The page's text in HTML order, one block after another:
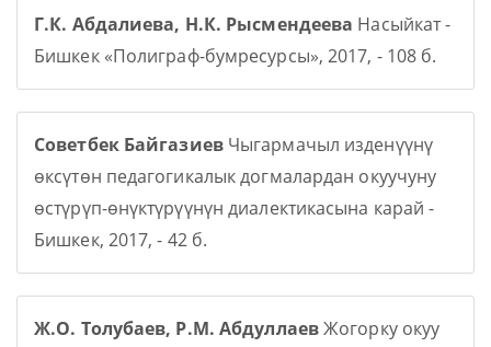
Г.К. Абдалиева, Н.К. Рысмендеева Насыйкат -
Бишкек «Полиграф-бумресурсы», 2017, - 108 б.
Советбек БайгазиевЧыгармачыл изденүүнү
өксүтөн педагогикалык догмалардан окуучуну
өстүрүп-өнүктүрүүнүн диалектикасына карай -
Бишкек, 2017, - 42 б.
Ж.О. Толубаев, Р.М. АбдуллаевЖогорку окуу